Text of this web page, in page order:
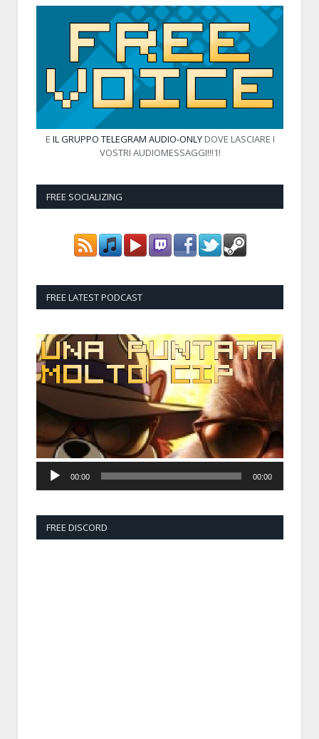
E IL GRUPPO TELEGRAM AUDIO-ONLYDOVE LASCIARE I
VOSTRI AUDIOMESSAGGI!!!1!
FREE SOCIALIZING
FREE LATEST PODCAST
Audio
Player
00:00 00:00
FREE DISCORD